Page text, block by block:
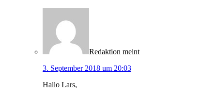
Redaktion meint
3. September 2018 um 20:03
Hallo Lars,